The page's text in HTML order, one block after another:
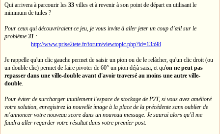
Qui arrivera à parcourir les 33 villes et à revenir à son point de départ en utilisant le
minimum de tuiles ?
Pour ceux qui découvriraient ce jeu, je vous invite à aller jeter un coup d’œil sur le
problème 31 :
http://www.prise2tete.fr/forum/viewtopic.php?id=13598
Je rappelle qu'un clic gauche permet de saisir un pion ou de le relâcher, qu'un clic droit (ou
un double clic) permet de faire pivoter de 60° un pion déjà saisi, et qu'on ne peut pas
repasser dans une ville-double avant d'avoir traversé au moins une autre ville-
double
Pour éviter de surcharger inutilement l'espace de stockage de P2T, si vous avez amélioré
votre solution, enregistrez la nouvelle image à la place de la précédente sans oublier de
m'annoncer votre nouveau score dans un nouveau message. Je saurai alors qu'il me
faudra aller regarder votre résultat dans votre premier post.